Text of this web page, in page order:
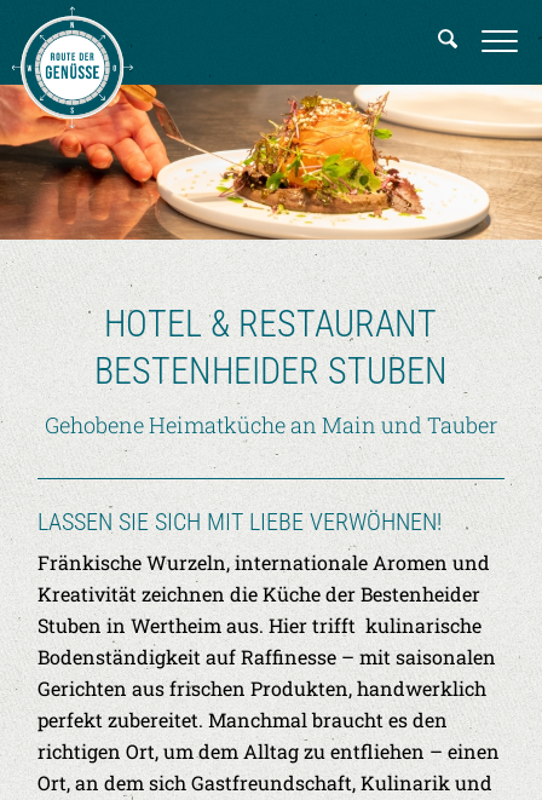
HOTEL & RESTAURANT
BESTENHEIDER STUBEN
Gehobene Heimatküche an Main und Tauber
LASSEN SIE SICH MIT LIEBE VERWÖHNEN!
Fränkische Wurzeln, internationale Aromen und
Kreativität zeichnen die Küche der Bestenheider
Stuben in Wertheim aus. Hier trifft kulinarische
Bodenständigkeit auf Raffinesse – mit saisonalen
Gerichten aus frischen Produkten, handwerklich
perfekt zubereitet. Manchmal braucht es den
richtigen Ort, um dem Alltag zu entfliehen – einen
Ort, an dem sich Gastfreundschaft, Kulinarik und